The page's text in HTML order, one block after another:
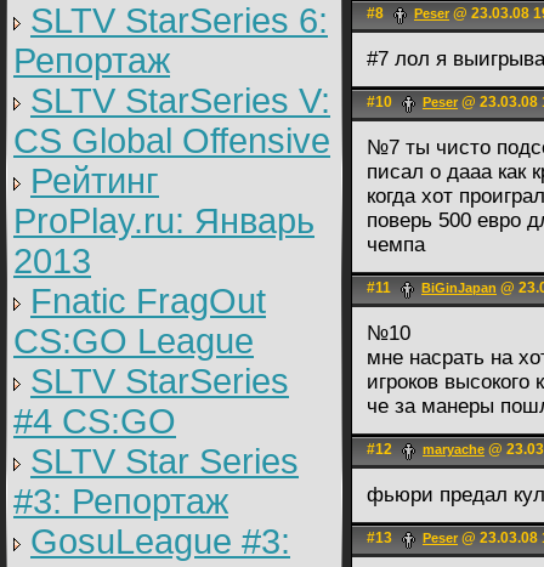
SLTV StarSeries 6:
Репортаж
SLTV StarSeries V:
CS Global Offensive
Рейтинг
ProPlay.ru: Январь
2013
Fnatic FragOut
CS:GO League
SLTV StarSeries
#4 CS:GO
SLTV Star Series
#3: Репортаж
GosuLeague #3:
#8 Peser @ 23.03.08
#7 лол я
#10 Peser @ 23.03.08
№7 ты чисто
писал о дааа как
когда хот
поверь 500 евро
чемпа
#11 BiGinJapan @
№10
мне насрать на
игроков
че за манеры
#12 maryache @
фьюри предал
#13 Peser @ 23.03.08